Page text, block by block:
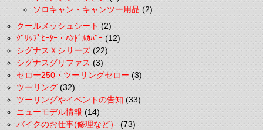
ソロキャン・キャンツー用品(2)
クールメッシュシート(2)
ｸﾞﾘｯﾌﾟﾋｰﾀｰ・ﾊﾝﾄﾞﾙｶﾊﾞｰ(12)
シグナスＸシリーズ(22)
シグナスグリファス(3)
セロー250・ツーリングセロー(3)
ツーリング(32)
ツーリングやイベントの告知(33)
ニューモデル情報(14)
バイクのお仕事(修理など）(73)